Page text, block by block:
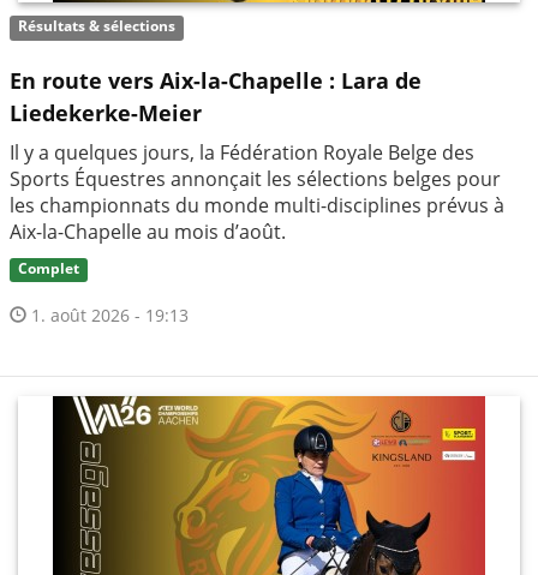
Résultats & sélections
En route vers Aix-la-Chapelle : Lara de
Liedekerke-Meier
Il y a quelques jours, la Fédération Royale Belge des
Sports Équestres annonçait les sélections belges pour
les championnats du monde multi-disciplines prévus à
Aix-la-Chapelle au mois d’août.
Complet
1. août 2026 - 19:13